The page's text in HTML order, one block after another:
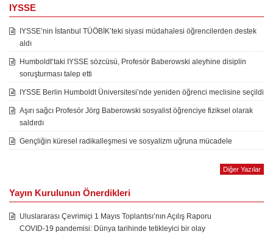
IYSSE
IYSSE’nin İstanbul TÜÖBİK’teki siyasi müdahalesi öğrencilerden destek
aldı
Humboldt’taki IYSSE sözcüsü, Profesör Baberowski aleyhine disiplin
soruşturması talep etti
IYSSE Berlin Humboldt Üniversitesi’nde yeniden öğrenci meclisine seçildi
Aşırı sağcı Profesör Jörg Baberowski sosyalist öğrenciye fiziksel olarak
saldırdı
Gençliğin küresel radikalleşmesi ve sosyalizm uğruna mücadele
Diğer Yazılar
Yayın Kurulunun Önerdikleri
Uluslararası Çevrimiçi 1 Mayıs Toplantısı’nın Açılış Raporu
COVID-19 pandemisi: Dünya tarihinde tetikleyici bir olay